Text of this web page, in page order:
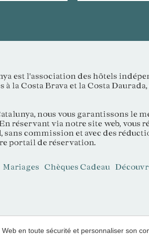
est l'association des hôtels
à la Costa Brava et la Costa
nous vous garantissons le
réservant via notre site web, vous
commission et avec des
portail de réservation.
Mariages Chèques Cadeau
en toute sécurité et personnaliser son